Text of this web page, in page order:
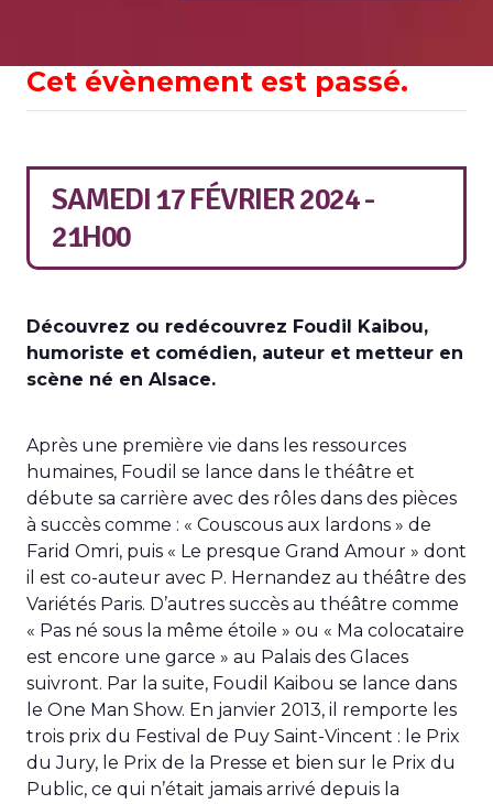
Cet évènement est passé.
SAMEDI 17 FÉVRIER 2024 -
21H00
Découvrez ou redécouvrez Foudil Kaibou,
humoriste et comédien, auteur et metteur en
scène né en Alsace.
Après une première vie dans les ressources
humaines, Foudil se lance dans le théâtre et
débute sa carrière avec des rôles dans des pièces
à succès comme : « Couscous aux lardons » de
Farid Omri, puis « Le presque Grand Amour » dont
il est co-auteur avec P. Hernandez au théâtre des
Variétés Paris. D’autres succès au théâtre comme
« Pas né sous la même étoile » ou « Ma colocataire
est encore une garce » au Palais des Glaces
suivront. Par la suite, Foudil Kaibou se lance dans
le One Man Show. En janvier 2013, il remporte les
trois prix du Festival de Puy Saint-Vincent : le Prix
du Jury, le Prix de la Presse et bien sur le Prix du
Public, ce qui n’était jamais arrivé depuis la